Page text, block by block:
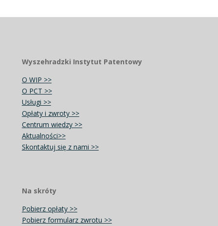
Wyszehradzki Instytut Patentowy
O WIP >>
O PCT >>
Usługi >>
Opłaty i zwroty >>
Centrum wiedzy >>
Aktualności>>
Skontaktuj się z nami >>
Na skróty
Pobierz opłaty >>
Pobierz formularz zwrotu >>